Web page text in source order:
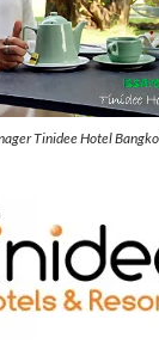
Tinidee Hotel